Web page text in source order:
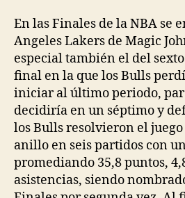
En las Finales de la NBA se
Angeles Lakers de Magic
especial también el del
final en la que los Bulls
iniciar al último periodo,
decidiría en un séptimo y
los Bulls resolvieron el
anillo en seis partidos con
promediando 35,8 puntos,
asistencias, siendo